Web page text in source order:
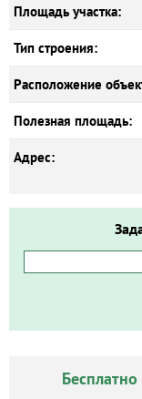
Площадь участка:
Тип строения:
Расположение
Полезная площадь:
Адрес: